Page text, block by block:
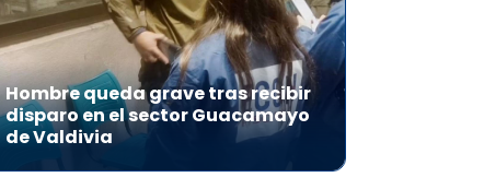
Hombre queda grave tras recibir
disparo en el sector Guacamayo
de Valdivia